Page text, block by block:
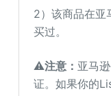
2）该商品在亚
买过。
⚠️注意 ： 亚马
证。如果你的